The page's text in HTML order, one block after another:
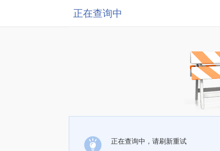
正在查询中
正在查询中，请刷新重试